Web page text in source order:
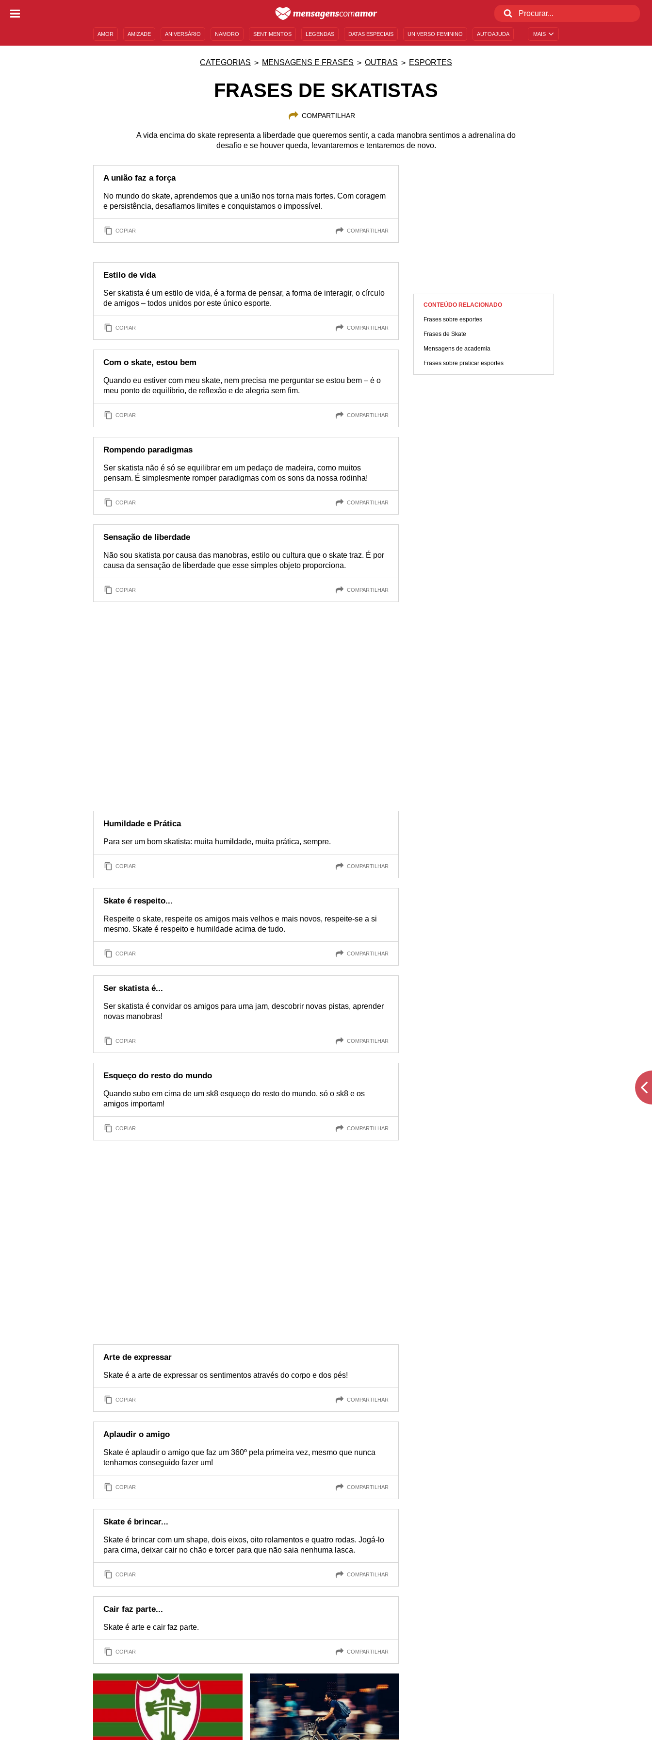
MAIS
AMOR AMIZADE ANIVERSÁRIO NAMORO SENTIMENTOS LEGENDAS DATAS ESPECIAIS UNIVERSO FEMININO AUTOAJUDA
CATEGORIAS MENSAGENS E FRASES OUTRAS ESPORTES
FRASES DE SKATISTAS
COMPARTILHAR
A vida encima do skate representa a liberdade que queremos sentir, a cada manobra sentimos a adrenalina do
desafio e se houver queda, levantaremos e tentaremos de novo.
A união faz a força
No mundo do skate, aprendemos que a união nos torna mais fortes. Com coragem
e persistência, desafiamos limites e conquistamos o impossível.
COPIAR COMPARTILHAR
Estilo de vida
Ser skatista é um estilo de vida, é a forma de pensar, a forma de interagir, o círculo
de amigos – todos unidos por este único esporte.
COPIAR COMPARTILHAR
Com o skate, estou bem
Quando eu estiver com meu skate, nem precisa me perguntar se estou bem – é o
meu ponto de equilíbrio, de reflexão e de alegria sem fim.
COPIAR COMPARTILHAR
Rompendo paradigmas
Ser skatista não é só se equilibrar em um pedaço de madeira, como muitos
pensam. É simplesmente romper paradigmas com os sons da nossa rodinha!
COPIAR COMPARTILHAR
Sensação de liberdade
Não sou skatista por causa das manobras, estilo ou cultura que o skate traz. É por
causa da sensação de liberdade que esse simples objeto proporciona.
COPIAR COMPARTILHAR
Humildade e Prática
Para ser um bom skatista: muita humildade, muita prática, sempre.
COPIAR COMPARTILHAR
Skate é respeito...
Respeite o skate, respeite os amigos mais velhos e mais novos, respeite-se a si
mesmo. Skate é respeito e humildade acima de tudo.
COPIAR COMPARTILHAR
Ser skatista é...
Ser skatista é convidar os amigos para uma jam, descobrir novas pistas, aprender
novas manobras!
COPIAR COMPARTILHAR
Esqueço do resto do mundo
Quando subo em cima de um sk8 esqueço do resto do mundo, só o sk8 e os
amigos importam!
COPIAR COMPARTILHAR
Arte de expressar
Skate é a arte de expressar os sentimentos através do corpo e dos pés!
COPIAR COMPARTILHAR
Aplaudir o amigo
Skate é aplaudir o amigo que faz um 360º pela primeira vez, mesmo que nunca
tenhamos conseguido fazer um!
COPIAR COMPARTILHAR
Skate é brincar...
Skate é brincar com um shape, dois eixos, oito rolamentos e quatro rodas. Jogá-lo
para cima, deixar cair no chão e torcer para que não saia nenhuma lasca.
COPIAR COMPARTILHAR
Cair faz parte...
Skate é arte e cair faz parte.
COPIAR COMPARTILHAR
CONTEÚDO RELACIONADO
Frases sobre esportes
Frases de Skate
Mensagens de academia
Frases sobre praticar esportes